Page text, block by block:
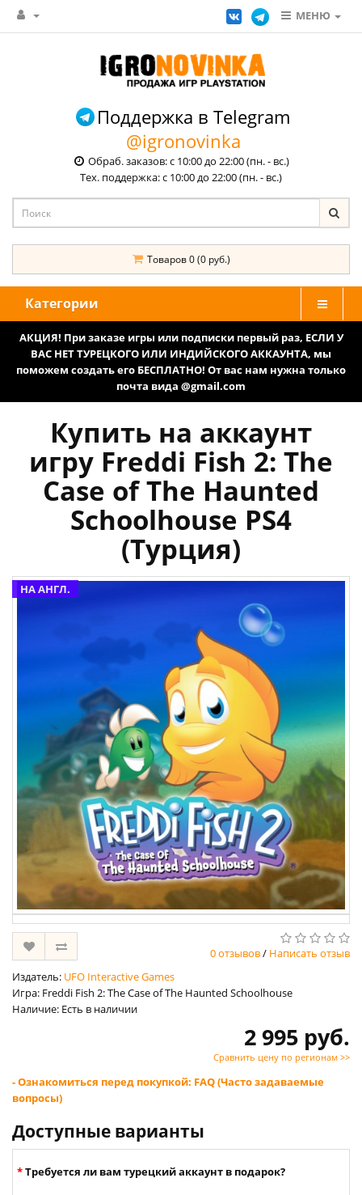
МЕНЮ
Поддержка в Telegram
@igronovinka
Обраб. заказов: с 10:00 до 22:00 (пн. - вс.)
Тех. поддержка: с 10:00 до 22:00 (пн. - вс.)
Товаров 0 (0 руб.)
Категории
АКЦИЯ! При заказе игры или подписки первый раз, ЕСЛИ У
ВАС НЕТ ТУРЕЦКОГО ИЛИ ИНДИЙСКОГО АККАУНТА, мы
поможем создать его БЕСПЛАТНО! От вас нам нужна только
почта вида @gmail.com
Купить на аккаунт
игру Freddi Fish 2: The
Case of The Haunted
Schoolhouse PS4
(Турция)
НА АНГЛ.
0 отзывов/ Написать отзыв
Издатель: UFO Interactive Games
Игра: Freddi Fish 2: The Case of The Haunted Schoolhouse
Наличие: Есть в наличии
2 995 руб.
Сравнить цену по регионам >>
- Ознакомиться перед покупкой: FAQ (Часто задаваемые
вопросы)
Доступные варианты
Требуется ли вам турецкий аккаунт в подарок?